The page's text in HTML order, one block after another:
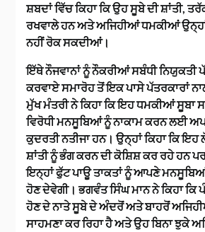
ਸ਼ਬਦਾਂ ਵਿੱਚ ਕਿਹਾ ਕਿ ਉਹ ਸੂਬੇ ਦੀ ਸ਼ਾਂਤੀ,
ਰਖਵਾਲੇ ਹਨ ਅਤੇ ਅਜਿਹੀਆਂ ਧਮਕੀਆਂ
ਨਹੀਂ ਰੋਕ ਸਕਦੀਆਂ।
ਇੱਥੇ ਨੌਜਵਾਨਾਂ ਨੂੰ ਨੌਕਰੀਆਂ ਸਬੰਧੀ ਨਿਯੁਕਤੀ
ਕਰਵਾਏ ਸਮਾਰੋਹ ਤੋਂ ਇਕ ਪਾਸੇ ਪੱਤਰਕਾਰਾਂ
ਮੁੱਖ ਮੰਤਰੀ ਨੇ ਕਿਹਾ ਕਿ ਇਹ ਧਮਕੀਆਂ ਸੂਬਾ
ਵਿਰੋਧੀ ਮਨਸੂਬਿਆਂ ਨੂੰ ਨਾਕਾਮ ਕਰਨ ਲਈ
ਕੁਦਰਤੀ ਨਤੀਜਾ ਹਨ। ਉਨ੍ਹਾਂ ਕਿਹਾ ਕਿ
ਸ਼ਾਂਤੀ ਨੂੰ ਭੰਗ ਕਰਨ ਦੀ ਕੋਸ਼ਿਸ਼ ਕਰ ਰਹੇ ਹਨ
ਇਨ੍ਹਾਂ ਫੁੱਟ ਪਾਊ ਤਾਕਤਾਂ ਨੂੰ ਆਪਣੇ ਮਨਸੂਬਿਆਂ
ਹੋਣ ਦੇਵੇਗੀ। ਭਗਵੰਤ ਸਿੰਘ ਮਾਨ ਨੇ ਕਿਹਾ ਕਿ
ਹੋਣ ਦੇ ਨਾਤੇ ਸੂਬੇ ਦੇ ਅੰਦਰੋਂ ਅਤੇ ਬਾਹਰੋਂ
ਸਾਹਮਣਾ ਕਰ ਰਿਹਾ ਹੈ ਅਤੇ ਉਹ ਬਿਨਾ ਝੁਕੇ